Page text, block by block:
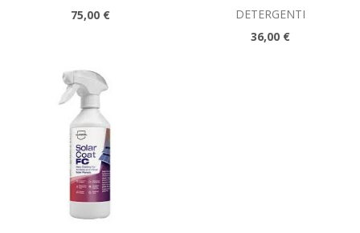
75,00 €
DETERGENTI
36,00 €